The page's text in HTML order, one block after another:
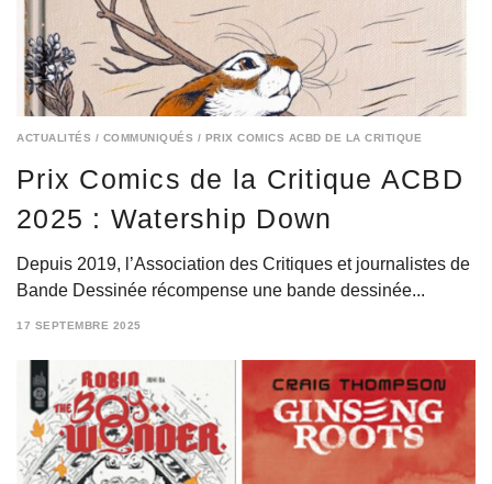
ACTUALITÉS / COMMUNIQUÉS / PRIX COMICS ACBD DE LA CRITIQUE
Prix Comics de la Critique ACBD
2025 : Watership Down
Depuis 2019, l’Association des Critiques et journalistes de
Bande Dessinée récompense une bande dessinée...
17 SEPTEMBRE 2025
SEPTEMBRE
2025